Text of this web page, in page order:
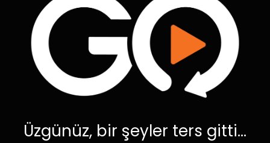
Üzgünüz, bir şeyler ters gitti...